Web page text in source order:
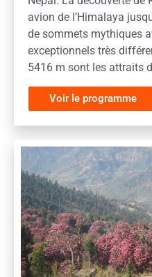
avion de l’Himalaya
de sommets mythiques
exceptionnels très
5416 m sont les attraits
Voir le programme